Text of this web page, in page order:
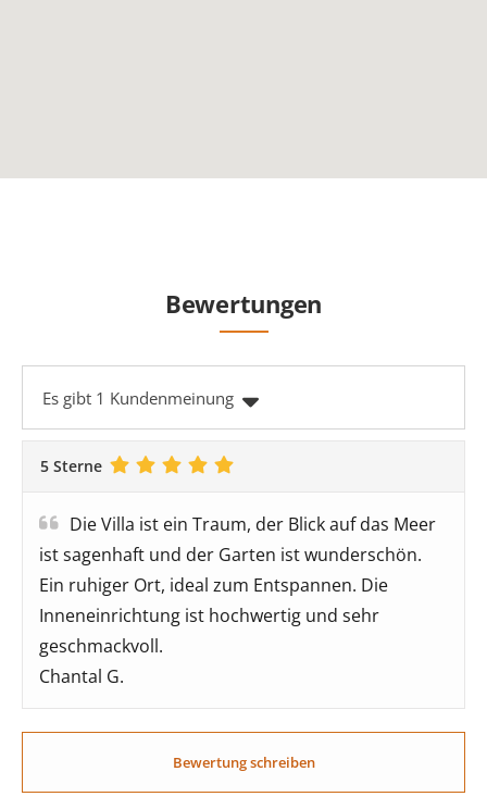
Bewertungen
Es gibt 1 Kundenmeinung
5 Sterne
Die Villa ist ein Traum, der Blick auf das Meer
ist sagenhaft und der Garten ist wunderschön.
Ein ruhiger Ort, ideal zum Entspannen. Die
Inneneinrichtung ist hochwertig und sehr
geschmackvoll.
Chantal G.
Bewertung schreiben